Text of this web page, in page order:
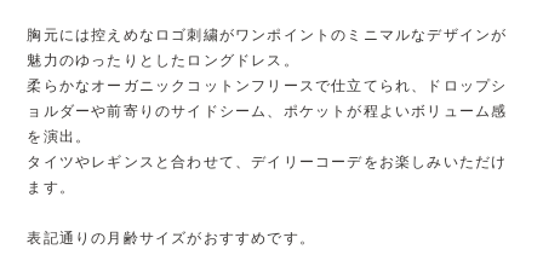
胸元には控えめなロゴ刺繍がワンポイントのミニマルなデザインが
魅力のゆったりとしたロングドレス。
柔らかなオーガニックコットンフリースで仕立てられ、ドロップシ
ョルダーや前寄りのサイドシーム、ポケットが程よいボリューム感
を演出。
タイツやレギンスと合わせて、デイリーコーデをお楽しみいただけ
ます。
表記通りの月齢サイズがおすすめです。